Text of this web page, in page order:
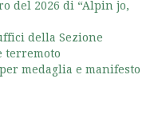
del 2026 di “Alpin jo,
della Sezione
terremoto
medaglia e manifesto